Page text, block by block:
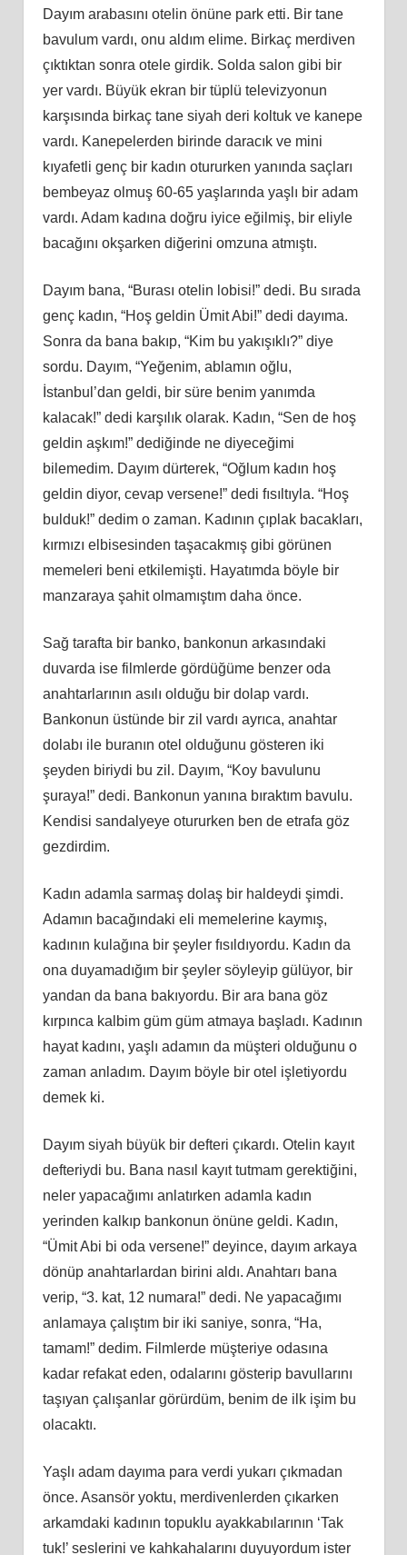
Dayım arabasını otelin önüne park etti. Bir tane
bavulum vardı, onu aldım elime. Birkaç merdiven
çıktıktan sonra otele girdik. Solda salon gibi bir
yer vardı. Büyük ekran bir tüplü televizyonun
karşısında birkaç tane siyah deri koltuk ve kanepe
vardı. Kanepelerden birinde daracık ve mini
kıyafetli genç bir kadın otururken yanında saçları
bembeyaz olmuş 60-65 yaşlarında yaşlı bir adam
vardı. Adam kadına doğru iyice eğilmiş, bir eliyle
bacağını okşarken diğerini omzuna atmıştı.
Dayım bana, “Burası otelin lobisi!” dedi. Bu sırada
genç kadın, “Hoş geldin Ümit Abi!” dedi dayıma.
Sonra da bana bakıp, “Kim bu yakışıklı?” diye
sordu. Dayım, “Yeğenim, ablamın oğlu,
İstanbul’dan geldi, bir süre benim yanımda
kalacak!” dedi karşılık olarak. Kadın, “Sen de hoş
geldin aşkım!” dediğinde ne diyeceğimi
bilemedim. Dayım dürterek, “Oğlum kadın hoş
geldin diyor, cevap versene!” dedi fısıltıyla. “Hoş
bulduk!” dedim o zaman. Kadının çıplak bacakları,
kırmızı elbisesinden taşacakmış gibi görünen
memeleri beni etkilemişti. Hayatımda böyle bir
manzaraya şahit olmamıştım daha önce.
Sağ tarafta bir banko, bankonun arkasındaki
duvarda ise filmlerde gördüğüme benzer oda
anahtarlarının asılı olduğu bir dolap vardı.
Bankonun üstünde bir zil vardı ayrıca, anahtar
dolabı ile buranın otel olduğunu gösteren iki
şeyden biriydi bu zil. Dayım, “Koy bavulunu
şuraya!” dedi. Bankonun yanına bıraktım bavulu.
Kendisi sandalyeye otururken ben de etrafa göz
gezdirdim.
Kadın adamla sarmaş dolaş bir haldeydi şimdi.
Adamın bacağındaki eli memelerine kaymış,
kadının kulağına bir şeyler fısıldıyordu. Kadın da
ona duyamadığım bir şeyler söyleyip gülüyor, bir
yandan da bana bakıyordu. Bir ara bana göz
kırpınca kalbim güm güm atmaya başladı. Kadının
hayat kadını, yaşlı adamın da müşteri olduğunu o
zaman anladım. Dayım böyle bir otel işletiyordu
demek ki.
Dayım siyah büyük bir defteri çıkardı. Otelin kayıt
defteriydi bu. Bana nasıl kayıt tutmam gerektiğini,
neler yapacağımı anlatırken adamla kadın
yerinden kalkıp bankonun önüne geldi. Kadın,
“Ümit Abi bi oda versene!” deyince, dayım arkaya
dönüp anahtarlardan birini aldı. Anahtarı bana
verip, “3. kat, 12 numara!” dedi. Ne yapacağımı
anlamaya çalıştım bir iki saniye, sonra, “Ha,
tamam!” dedim. Filmlerde müşteriye odasına
kadar refakat eden, odalarını gösterip bavullarını
taşıyan çalışanlar görürdüm, benim de ilk işim bu
olacaktı.
Yaşlı adam dayıma para verdi yukarı çıkmadan
önce. Asansör yoktu, merdivenlerden çıkarken
arkamdaki kadının topuklu ayakkabılarının ‘Tak
tuk!’ seslerini ve kahkahalarını duyuyordum ister